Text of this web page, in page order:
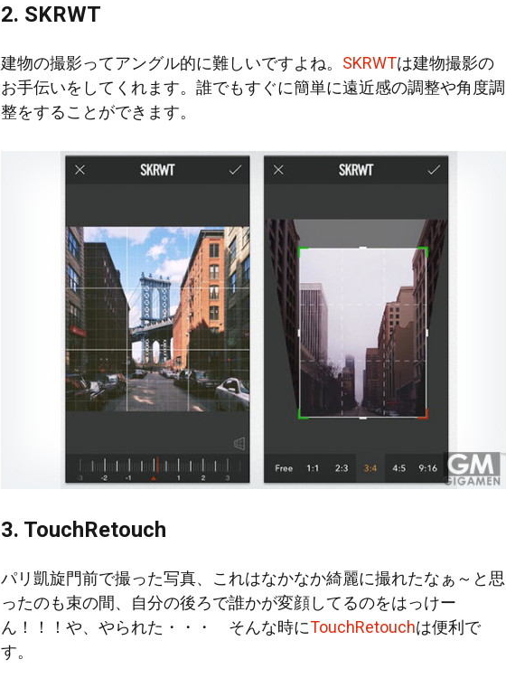
2. SKRWT
建物の撮影ってアングル的に難しいですよね。 SKRWTは建物撮影の
お手伝いをしてくれます。誰でもすぐに簡単に遠近感の調整や角度調
整をすることができます。
3. TouchRetouch
パリ凱旋門前で撮った写真、これはなかなか綺麗に撮れたなぁ～と思
ったのも束の間、自分の後ろで誰かが変顔してるのをはっけー
ん！！！や、やられた・・・ そんな時にTouchRetouchは便利で
す。